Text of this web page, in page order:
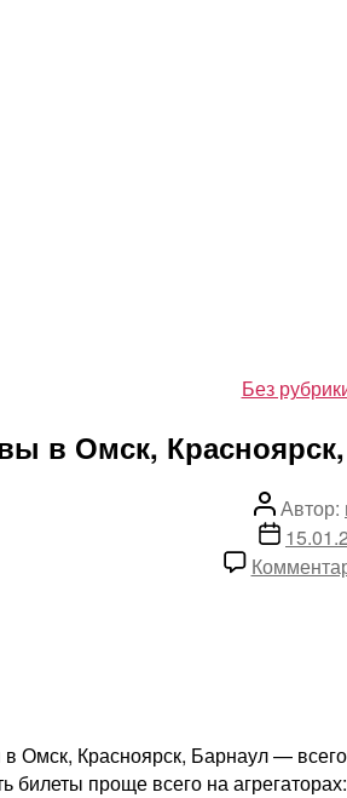
Без
в Омск,
Автор
записи
Автор:
Дата
записи
Красноярск, Барнаул —
билеты проще всего на агрегаторах: